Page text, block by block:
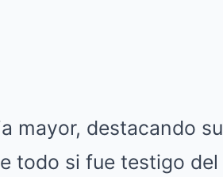
mayor, destacando su
todo si fue testigo del